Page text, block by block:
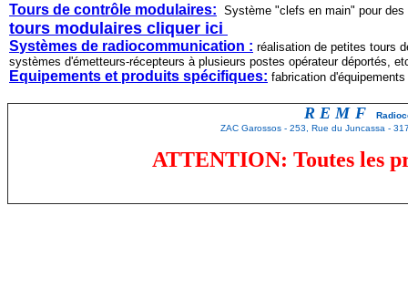
Tours de contrôle modulaires: Système "clefs en main" pour des
tours modulaires cliquer ici
Systèmes de radiocommunication : réalisation de petites tours
systèmes d'émetteurs-récepteurs à plusieurs postes opérateur déportés,
Equipements et produits spécifiques: fabrication
REMF
ZAC Garossos - 253, Rue du Juncassa
ATTENTION: Toutes les